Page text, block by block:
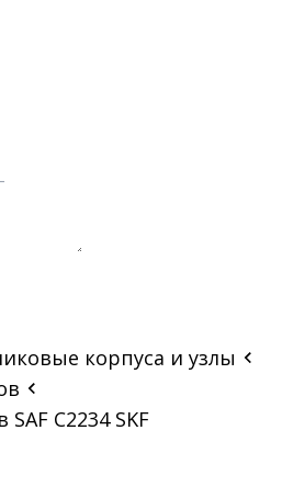
корпуса и узлы
C2234 SKF